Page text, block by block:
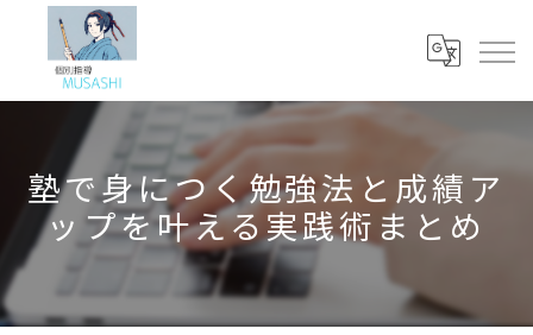
塾で身につく勉強法と成績ア
ップを叶える実践術まとめ